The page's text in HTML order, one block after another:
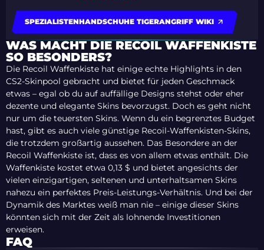
SPEZIALISTENHANDSCHUHE TIGERANGRIFF WIKI
WAS MACHT DIE RECOIL WAFFENKISTE
SO BESONDERS?
Die Recoil Waffenkiste hat einige echte Highlights in den
CS2-Skinpool gebracht und bietet für jeden Geschmack
etwas – egal ob du auf auffällige Designs stehst oder eher
dezente und elegante Skins bevorzugst. Doch es geht nicht
nur um die teuersten Skins. Wenn du ein begrenztes Budget
hast, gibt es auch viele günstige Recoil-Waffenkisten-Skins,
die trotzdem großartig aussehen. Das Besondere an der
Recoil Waffenkiste ist, dass es von allem etwas enthält. Die
Waffenkiste kostet etwa 0,13 $ und bietet angesichts der
vielen einzigartigen, seltenen und unterhaltsamen Skins
nahezu ein perfektes Preis-Leistungs-Verhältnis. Und bei der
Dynamik des Marktes weiß man nie – einige dieser Skins
könnten sich mit der Zeit als lohnende Investitionen
erweisen.
FAQ